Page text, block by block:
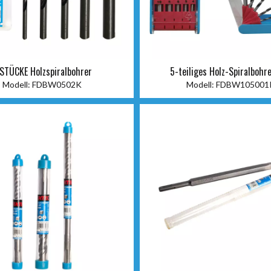
Holzspiralbohrer
Modell: FDBW0502K
5-teiliges Holz-
Modell: